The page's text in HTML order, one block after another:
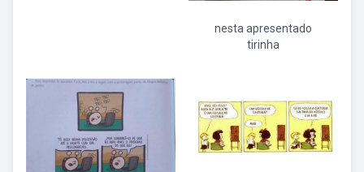
nesta apresentado
tirinha